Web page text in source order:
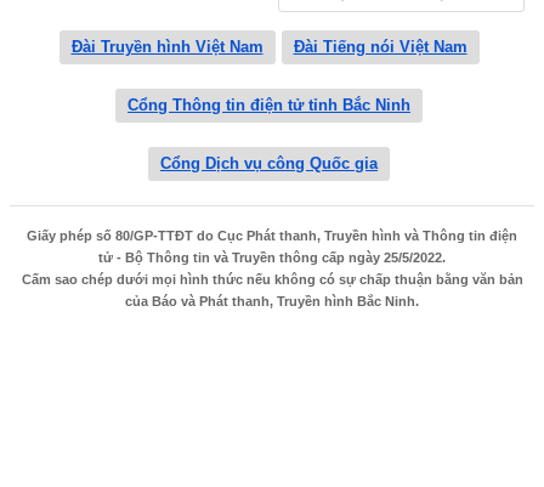
Đài Truyền hình Việt Nam Đài Tiếng nói Việt Nam
Cổng Thông tin điện tử tỉnh Bắc Ninh
Cổng Dịch vụ công Quốc gia
Giấy phép số 80/GP-TTĐT do Cục Phát thanh, Truyền hình và Thông tin điện
tử - Bộ Thông tin và Truyền thông cấp ngày 25/5/2022.
Cấm sao chép dưới mọi hình thức nếu không có sự chấp thuận bằng văn bản
của Báo và Phát thanh, Truyền hình Bắc Ninh.